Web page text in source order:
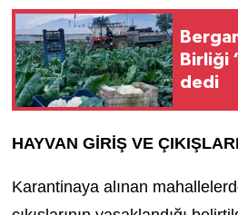
Birliği
dedi
HAYVAN GİRİŞ VE
Karantinaya alınan